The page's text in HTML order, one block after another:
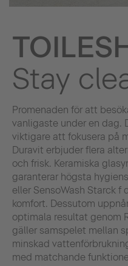
Stay
Promenaden för att
vanligaste under en dag.
viktigare att fokusera på
Duravit erbjuder flera
och frisk. Keramiska
garanterar högsta
eller SensoWash Starck
komfort. Dessutom
optimala resultat genom
gäller samspelet mellan
minskad
med matchande